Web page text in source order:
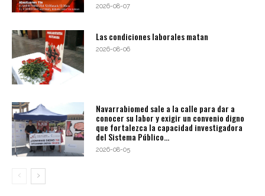
2026-08-07
Las condiciones laborales matan
2026-08-06
Navarrabiomed sale a la calle para dar a
conocer su labor y exigir un convenio digno
que fortalezca la capacidad investigadora
del Sistema Público...
2026-08-05